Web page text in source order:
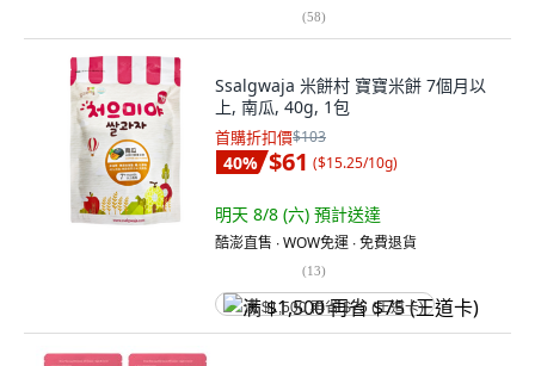
(58)
Ssalgwaja 米餅村 寶寶米餅 7個月以
上, 南瓜, 40g, 1包
首購折扣價$103
40% $61 ($15.25/10g)
明天 8/8 (六) 預計送達
酷澎直售 ∙ WOW免運 ∙ 免費退貨
(13)
满 $1,500 再省 $75 (王道卡)